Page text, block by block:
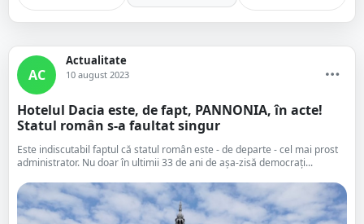
AC
Actualitate
10 august 2023
Hotelul Dacia este, de fapt, PANNONIA, în acte!
Statul român s-a faultat singur
Este indiscutabil faptul că statul român este - de departe - cel mai prost
administrator. Nu doar în ultimii 33 de ani de așa-zisă democrați...